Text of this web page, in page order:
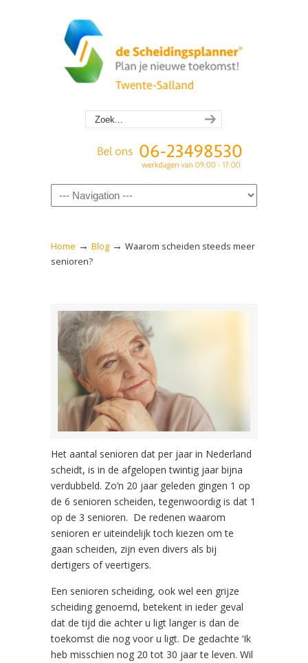
Navigation
Home → Blog → Waarom scheiden steeds meer
senioren?
Het aantal senioren dat per jaar in Nederland
scheidt, is in de afgelopen twintig jaar bijna
verdubbeld. Zo’n 20 jaar geleden gingen 1 op
de 6 senioren scheiden, tegenwoordig is dat 1
op de 3 senioren. De redenen waarom
senioren er uiteindelijk toch kiezen om te
gaan scheiden, zijn even divers als bij
dertigers of veertigers.
Een senioren scheiding, ook wel een grijze
scheiding genoemd, betekent in ieder geval
dat de tijd die achter u ligt langer is dan de
toekomst die nog voor u ligt. De gedachte ‘Ik
heb misschien nog 20 tot 30 jaar te leven. Wil